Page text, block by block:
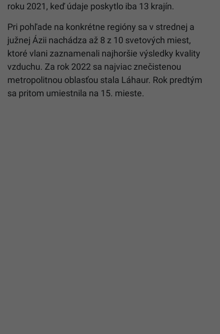
roku 2021, keď údaje poskytlo iba 13 krajín.
Pri pohľade na konkrétne regióny sa v strednej a
južnej Ázii nachádza až 8 z 10 svetových miest,
ktoré vlani zaznamenali najhoršie výsledky kvality
vzduchu. Za rok 2022 sa najviac znečistenou
metropolitnou oblasťou stala Láhaur. Rok predtým
sa pritom umiestnila na 15. mieste.